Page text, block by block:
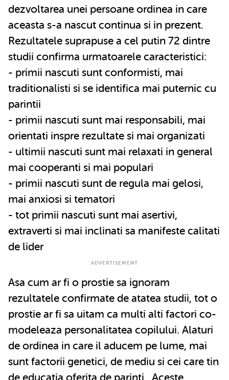
dezvoltarea unei persoane ordinea in care
aceasta s-a nascut continua si in prezent.
Rezultatele suprapuse a cel putin 72 dintre
studii confirma urmatoarele caracteristici:
- primii nascuti sunt conformisti, mai
traditionalisti si se identifica mai puternic cu
parintii
- primii nascuti sunt mai responsabili, mai
orientati inspre rezultate si mai organizati
- ultimii nascuti sunt mai relaxati in general
mai cooperanti si mai populari
- primii nascuti sunt de regula mai gelosi,
mai anxiosi si tematori
- tot primii nascuti sunt mai asertivi,
extraverti si mai inclinati sa manifeste calitati
de lider
Asa cum ar fi o prostie sa ignoram
rezultatele confirmate de atatea studii, tot o
prostie ar fi sa uitam ca multi alti factori co-
modeleaza personalitatea copilului. Alaturi
de ordinea in care il aducem pe lume, mai
sunt factorii genetici, de mediu si cei care tin
de educatia oferita de parinti . Aceste